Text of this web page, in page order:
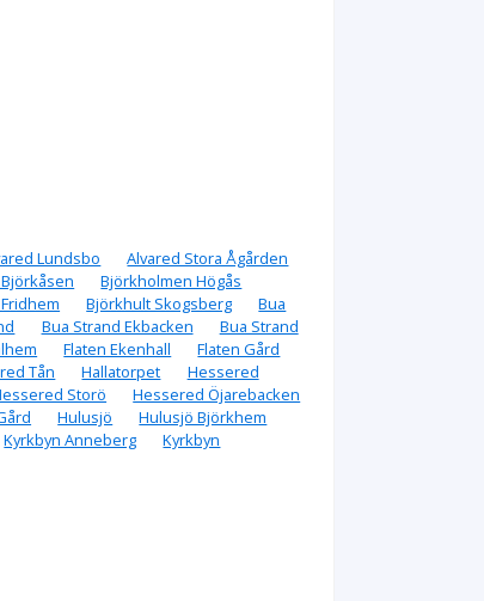
Lundsbo
Alvared Stora Ågården
Björkholmen Högås
Björkhult Skogsberg
Bua
Bua Strand Ekbacken
Bua Strand
Flaten Ekenhall
Flaten Gård
Tån Hallatorpet
Hessered
Storö
Hessered Öjarebacken
Hulusjö
Hulusjö Björkhem
Kyrkbyn Anneberg
Kyrkbyn